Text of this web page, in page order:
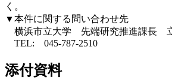
く。
▼本件に関する問い合わせ先
横浜市立大学 先端研究推進課長
TEL: 045-787-2510
添付資料